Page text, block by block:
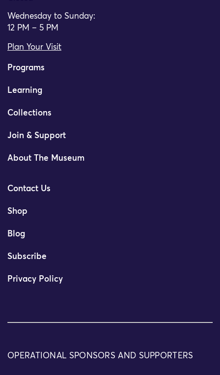
Wednesday to Sunday:
12 PM – 5 PM
Plan Your Visit
Programs
Learning
Collections
Join & Support
About The Museum
Contact Us
Shop
Blog
Subscribe
Privacy Policy
OPERATIONAL SPONSORS AND SUPPORTERS